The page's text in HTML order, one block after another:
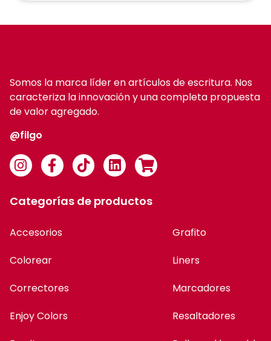
Somos la marca líder en artículos de escritura. Nos
caracteriza la innovación y una completa propuesta
de valor agregado.
@filgo
Categorías de productos
Accesorios
Colorear
Correctores
Enjoy Colors
Grafito
Liners
Marcadores
Resaltadores